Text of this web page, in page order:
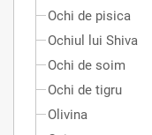
Ochi de pisica
Ochiul lui Shiva
Ochi de soim
Ochi de tigru
Olivina